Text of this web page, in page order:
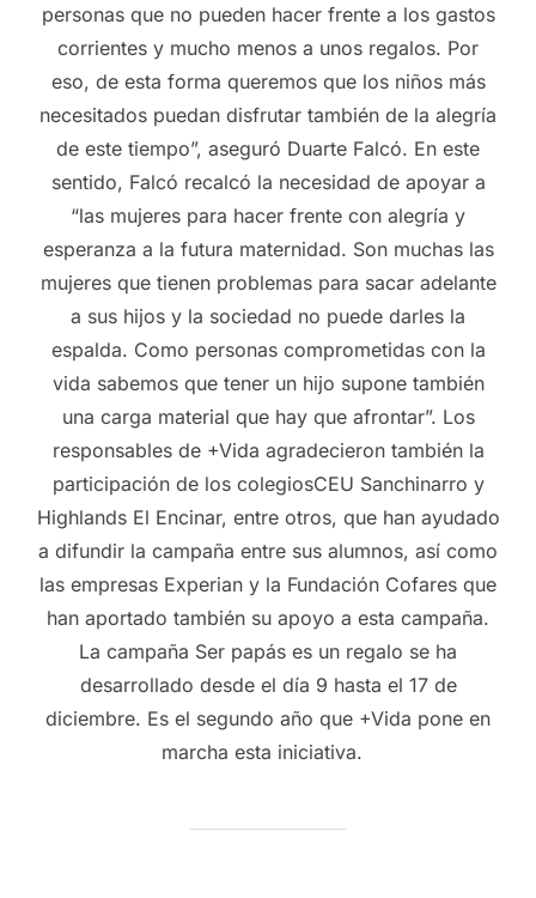
personas que no pueden hacer frente a los gastos
corrientes y mucho menos a unos regalos. Por
eso, de esta forma queremos que los niños más
necesitados puedan disfrutar también de la alegría
de este tiempo”, aseguró Duarte Falcó. En este
sentido, Falcó recalcó la necesidad de apoyar a
“las mujeres para hacer frente con alegría y
esperanza a la futura maternidad. Son muchas las
mujeres que tienen problemas para sacar adelante
a sus hijos y la sociedad no puede darles la
espalda. Como personas comprometidas con la
vida sabemos que tener un hijo supone también
una carga material que hay que afrontar”. Los
responsables de +Vida agradecieron también la
participación de los colegiosCEU Sanchinarro y
Highlands El Encinar, entre otros, que han ayudado
a difundir la campaña entre sus alumnos, así como
las empresas Experian y la Fundación Cofares que
han aportado también su apoyo a esta campaña.
La campaña Ser papás es un regalo se ha
desarrollado desde el día 9 hasta el 17 de
diciembre. Es el segundo año que +Vida pone en
marcha esta iniciativa.